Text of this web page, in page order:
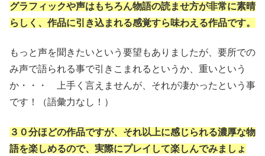
グラフィックや声はもちろん物語の読ませ方が非常に素晴
らしく、作品に引き込まれる感覚すら味わえる作品です。
もっと声を聞きたいという要望もありましたが、要所での
み声で語られる事で引きこまれるというか、重いという
か・・・ 上手く言えませんが、それが凄かったという事
です！（語彙力なし！）
３０分ほどの作品ですが、それ以上に感じられる濃厚な物
語を楽しめるので、実際にプレイして楽しんでみましょ